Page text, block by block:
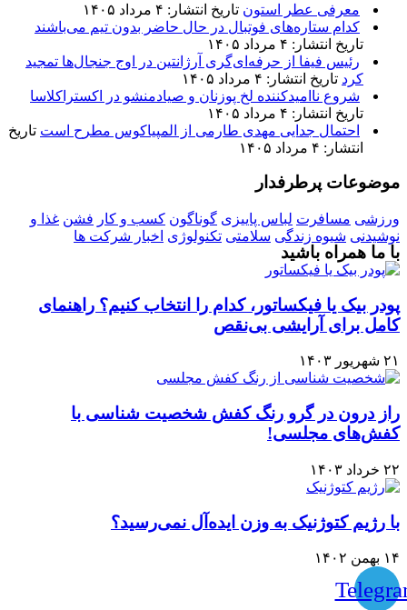
معرفی عطر استون تاریخ انتشار: ۴ مرداد ۱۴۰۵
کدام ستاره‌های فوتبال در حال حاضر بدون تیم می‌باشند
تاریخ انتشار: ۴ مرداد ۱۴۰۵
رئیس فیفا از حرفه‌ای‌گری آرژانتین در اوج جنجال‌ها تمجید
کرد تاریخ انتشار: ۴ مرداد ۱۴۰۵
شروع ناامیدکننده لخ پوزنان و صیادمنشو در اکستراکلاسا
تاریخ انتشار: ۴ مرداد ۱۴۰۵
احتمال جدایی مهدی طارمی از المپیاکوس مطرح است تاریخ
انتشار: ۴ مرداد ۱۴۰۵
موضوعات پرطرفدار
ورزشی مسافرت لباس پاییزی گوناگون کسب و کار فشن غذا و
نوشیدنی شیوه زندگی سلامتی تکنولوژی اخبار شرکت ها
با ما همراه باشید
پودر بیک یا فیکساتور، کدام را انتخاب کنیم؟ راهنمای
کامل برای آرایشی بی‌نقص
۲۱ شهریور ۱۴۰۳
راز درون در گرو رنگ کفش شخصیت شناسی با
کفش‌های مجلسی!
۲۲ خرداد ۱۴۰۳
با رژیم کتوژنیک به وزن ایده‌آل نمی‌رسید؟
۱۴ بهمن ۱۴۰۲